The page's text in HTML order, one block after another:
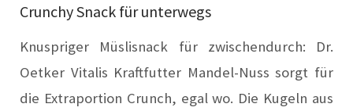
Crunchy Snack für unterwegs
Knuspriger Müslisnack für zwischendurch: Dr.
Oetker Vitalis Kraftfutter Mandel-Nuss sorgt für
die Extraportion Crunch, egal wo. Die Kugeln aus